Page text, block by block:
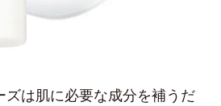
ズは肌に必要な成分を補うだ